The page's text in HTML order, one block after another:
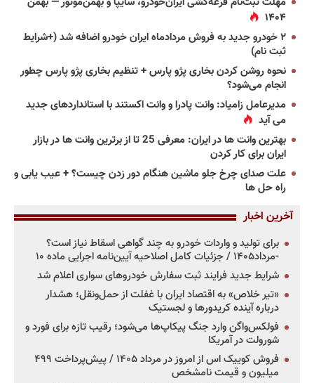
۱۴۰۴
۲ خودرو جدید به فروش مردادماه ایران خودرو اضافه شد (+شرایط
ثبت نام)
نحوه روشن کردن بخاری پژو پارس + تنظیم بخاری پژو پارس چطور
انجام می‌شود؟
مدیرعامل زامیاد: وانت پادرا و وانت اکستند با استانداردهای جدید
می آید
بهترین وانت ها در ایران: معرفی 25 تا از برترین وانت ها در بازار
ایران برای کار کردن
علت صدای چرخ جلو ماشین هنگام دور زدن چیست؟ + عیب یابی و
راه حل ها
آخرین اخبار
برای تولید و واردات خودرو به چند گواهی اسقاط نیاز است؟
-مرداد۱۴۰۵ / جزئیات کامل اصلاحیه آیین‌نامه اجرایی ماده ۱۰
شرایط جدید فرایند ثبت سفارش خودروهای سواری اعلام شد
«تیر خلاص» به اقتصاد ایران با غفلت از حمل‌ونقل؛ هشدار
درباره آینده کریدورها و لجستیک
فولکس‌واگن وارد جنگ پیکاپ‌ها می‌شود؛ رقیب تازه برای فورد و
شورولت در آمریکا
فروش کوییک اس از امروز در مرداد ۱۴۰۵ / پیش‌پرداخت ۴۹۹
میلیون و قیمت نامشخص